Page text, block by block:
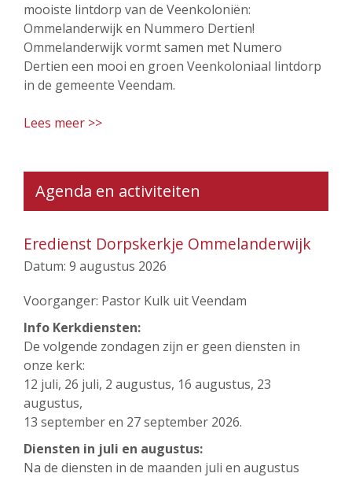
mooiste lintdorp van de Veenkoloniën:
Ommelanderwijk en Nummero Dertien!
Ommelanderwijk vormt samen met Numero
Dertien een mooi en groen Veenkoloniaal lintdorp
in de gemeente Veendam.
Lees meer >>
Agenda en activiteiten
Eredienst Dorpskerkje Ommelanderwijk
Datum: 9 augustus 2026
Voorganger: Pastor Kulk uit Veendam
Info Kerkdiensten:
De volgende zondagen zijn er geen diensten in
onze kerk:
12 juli, 26 juli, 2 augustus, 16 augustus, 23
augustus,
13 september en 27 september 2026.
Diensten in juli en augustus:
Na de diensten in de maanden juli en augustus